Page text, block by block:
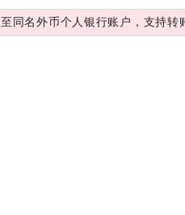
同名外币个人银行账户，支持转